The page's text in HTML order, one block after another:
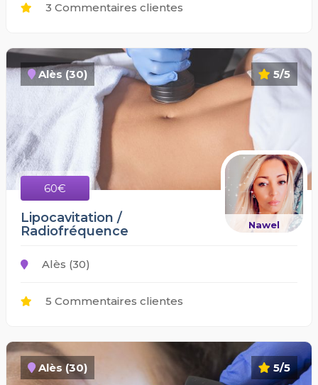
3 Commentaires clientes
5/5
Alès (30)
60€
Nawel
Lipocavitation /
Radiofréquence
Alès (30)
5 Commentaires clientes
5/5
Alès (30)